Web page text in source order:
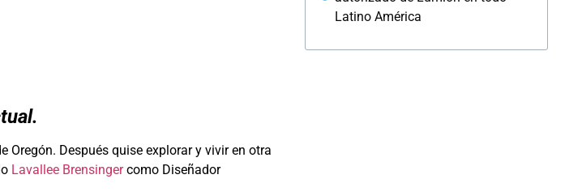
Oregón. Después quise explorar y vivir en otra
Lavallee Brensingercomo Diseñador
Latino América